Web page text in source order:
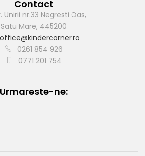
Contact
Unirii nr.33 Negresti Oas,
Satu Mare, 445200
office@kindercorner.ro
0261 854 926
0771 201 754
Urmareste-ne: